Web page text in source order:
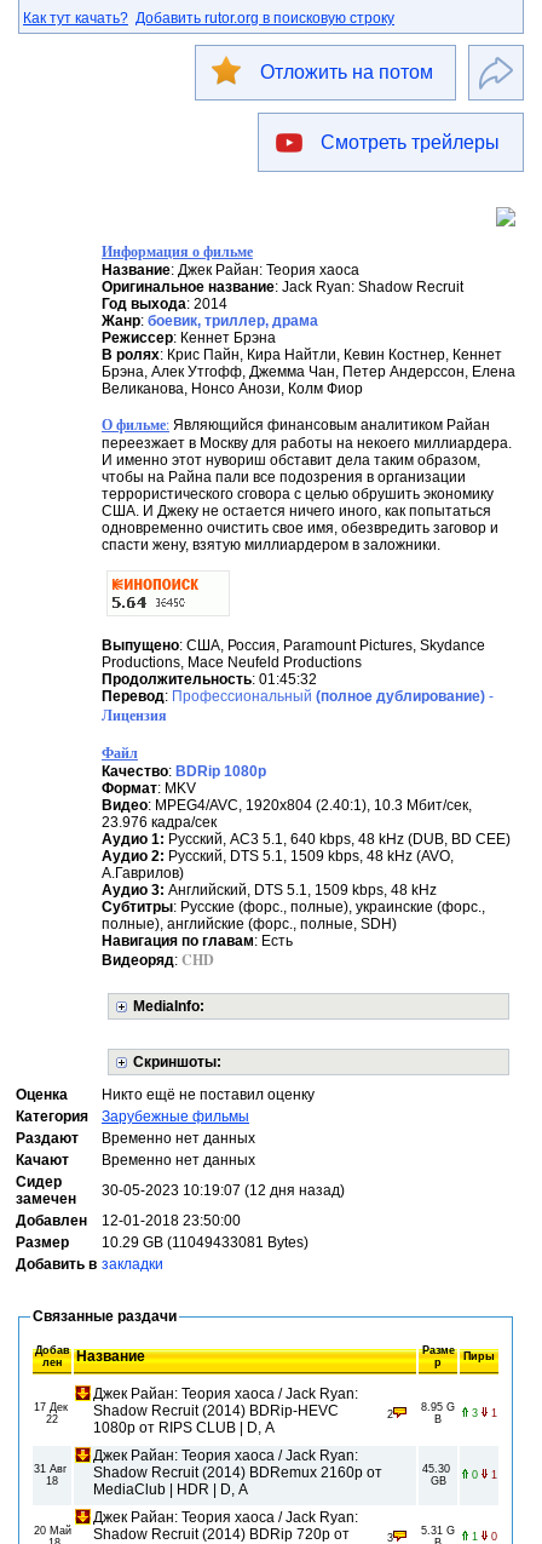
Как тут качать? Добавить rutor.org в поисковую строку
Отложить на потом
Смотреть трейлеры
Информация о фильме
Название: Джек Райан: Теория хаоса
Оригинальное название: Jack Ryan: Shadow Recruit
Год выхода: 2014
Жанр: боевик, триллер, драма
Режиссер: Кеннет Брэна
В ролях: Крис Пайн, Кира Найтли, Кевин Костнер, Кеннет
Брэна, Алек Утгофф, Джемма Чан, Петер Андерссон, Елена
Великанова, Нонсо Анози, Колм Фиор
О фильме: Являющийся финансовым аналитиком Райан
переезжает в Москву для работы на некоего миллиардера.
И именно этот нувориш обставит дела таким образом,
чтобы на Райна пали все подозрения в организации
террористического сговора с целью обрушить экономику
США. И Джеку не остается ничего иного, как попытаться
одновременно очистить свое имя, обезвредить заговор и
спасти жену, взятую миллиардером в заложники.
Выпущено: США, Россия, Paramount Pictures, Skydance
Productions, Mace Neufeld Productions
Продолжительность: 01:45:32
Перевод: Профессиональный (полное дублирование) -
Лицензия
Файл
Качество: BDRip 1080p
Формат: MKV
Видео: MPEG4/AVC, 1920x804 (2.40:1), 10.3 Мбит/сек,
23.976 кадра/сек
Аудио 1: Русский, AC3 5.1, 640 kbps, 48 kHz (DUB, BD CEE)
Аудио 2: Русский, DTS 5.1, 1509 kbps, 48 kHz (AVO,
А.Гаврилов)
Аудио 3: Английский, DTS 5.1, 1509 kbps, 48 kHz
Субтитры: Русские (форс., полные), украинские (форс.,
полные), английские (форс., полные, SDH)
Навигация по главам: Есть
Видеоряд: CHD
MediaInfo:
Скриншоты:
Оценка
Никто ещё не поставил оценку
Категория
Зарубежные фильмы
Раздают
Временно нет данных
Качают
Временно нет данных
Сидер
замечен
30-05-2023 10:19:07 (12 дня назад)
Добавлен
12-01-2018 23:50:00
Размер
10.29 GB (11049433081 Bytes)
Добавить в закладки
Связанные раздачи
Добав
лен
Название
Разме
р
Пиры
17 Дек
22
Джек Райан: Теория хаоса / Jack Ryan:
Shadow Recruit (2014) BDRip-HEVC
1080p от RIPS CLUB | D, A
2
8.95 G
B
3 1
31 Авг
18
Джек Райан: Теория хаоса / Jack Ryan:
Shadow Recruit (2014) BDRemux 2160p от
MediaClub | HDR | D, A
45.30
GB
0 1
20 Май
Джек Райан: Теория хаоса / Jack Ryan:
Shadow Recruit (2014) BDRip 720p от
3
5.31 G
1 0